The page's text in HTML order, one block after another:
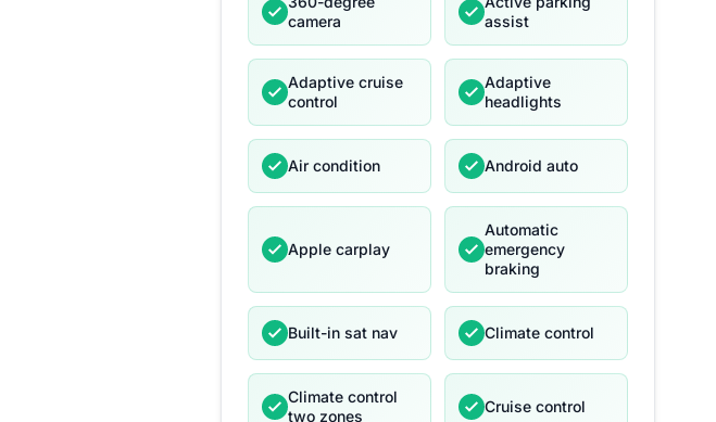
camera
assist
Adaptive cruise
control
Adaptive
headlights
Air condition Android auto
Apple carplay
Automatic
emergency
braking
Built-in sat nav Climate control
Climate control
two zones
Cruise control